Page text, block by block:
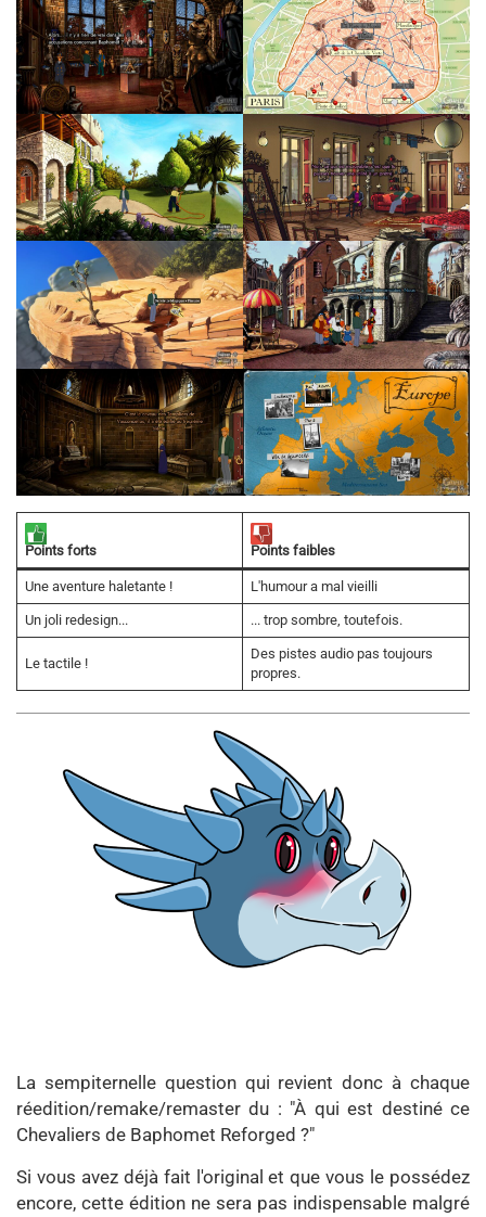
Points forts Points faibles
Une aventure haletante ! L'humour a mal vieilli
Un joli redesign... ... trop sombre, toutefois.
Le tactile !
Des pistes audio pas toujours
propres.
La sempiternelle question qui revient donc à chaque
réedition/remake/remaster du : "À qui est destiné ce
Chevaliers de Baphomet Reforged ?"
Si vous avez déjà fait l'original et que vous le possédez
encore, cette édition ne sera pas indispensable malgré